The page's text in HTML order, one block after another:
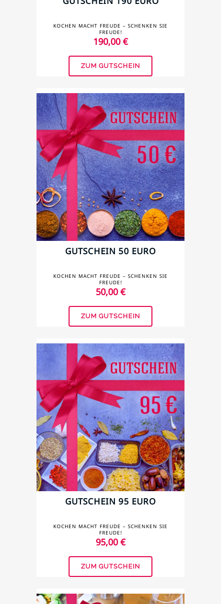
KOCHEN MACHT FREUDE – SCHENKEN SIE
FREUDE!
190,00€
ZUM GUTSCHEIN
GUTSCHEIN 50 EURO
KOCHEN MACHT FREUDE – SCHENKEN SIE
FREUDE!
50,00€
ZUM GUTSCHEIN
GUTSCHEIN 95 EURO
KOCHEN MACHT FREUDE – SCHENKEN SIE
FREUDE!
95,00€
ZUM GUTSCHEIN